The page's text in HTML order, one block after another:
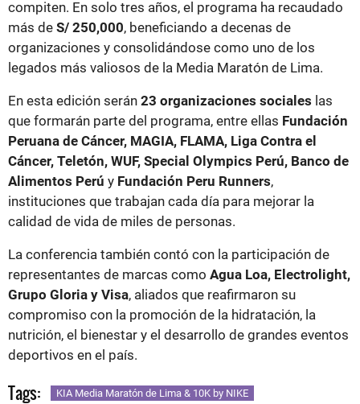
compiten. En solo tres años, el programa ha recaudado
más de S/ 250,000, beneficiando a decenas de
organizaciones y consolidándose como uno de los
legados más valiosos de la Media Maratón de Lima.
En esta edición serán 23 organizaciones sociales las
que formarán parte del programa, entre ellas Fundación
Peruana de Cáncer, MAGIA, FLAMA, Liga Contra el
Cáncer, Teletón, WUF, Special Olympics Perú, Banco de
Alimentos Perú y Fundación Peru Runners,
instituciones que trabajan cada día para mejorar la
calidad de vida de miles de personas.
La conferencia también contó con la participación de
representantes de marcas como Agua Loa, Electrolight,
Grupo Gloria y Visa, aliados que reafirmaron su
compromiso con la promoción de la hidratación, la
nutrición, el bienestar y el desarrollo de grandes eventos
deportivos en el país.
Tags: KIA Media Maratón de Lima & 10K by NIKE